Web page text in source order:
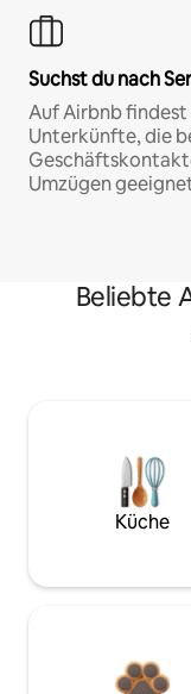
Suchst du nach
Auf Airbnb
Unterkünfte, die
Umzügen
Beliebte
Küche